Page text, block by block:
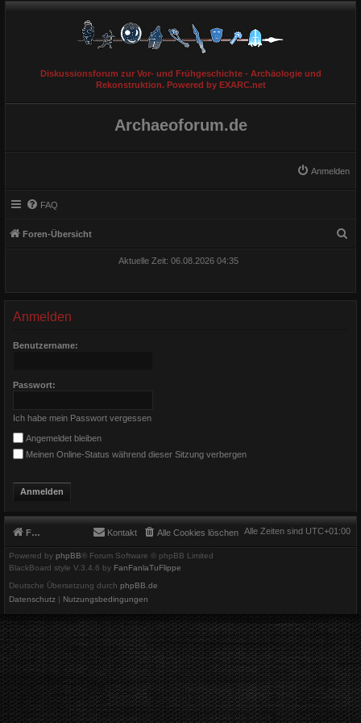
Diskussionsforum zur Vor- und Frühgeschichte - Archäologie und
Rekonstruktion. Powered by EXARC.net
Archaeoforum.de
Anmelden
FAQ
Foren-Übersicht
Aktuelle Zeit: 06.08.2026 04:35
Anmelden
Benutzername:
Passwort:
Ich habe mein Passwort vergessen
Angemeldet bleiben
Meinen Online-Status während dieser Sitzung verbergen
Foren-Übersicht Alle Zeiten sind UTC+01:00
Alle Cookies löschen
Kontakt
Powered by phpBB® Forum Software © phpBB Limited
BlackBoard style V.3.4.6 by FanFanlaTuFlippe
Deutsche Übersetzung durch phpBB.de
Datenschutz | Nutzungsbedingungen